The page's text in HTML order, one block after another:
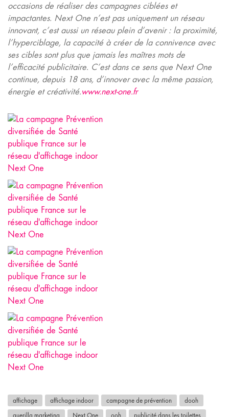
occasions de réaliser des campagnes ciblées et
impactantes. Next One n’est pas uniquement un réseau
innovant, c’est aussi un réseau plein d’avenir : la proximité,
l’hyperciblage, la capacité à créer de la connivence avec
ses cibles sont plus que jamais les maîtres mots de
l’efficacité publicitaire. C’est dans ce sens que Next One
continue, depuis 18 ans, d’innover avec la même passion,
énergie et créativité.www.next-one.fr
affichage affichage indoor campagne de prévention
dooh
guerilla marketing
Next One ooh publicité dans les toilettes